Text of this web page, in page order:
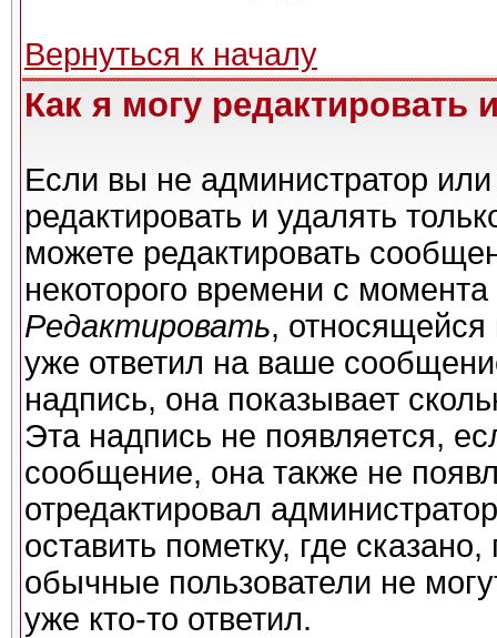
Вернуться к началу
Как я могу
Если вы не администратор
редактировать и удалять
можете редактировать
некоторого времени с
Редактировать,
уже ответил на ваше
надпись, она показывает
Эта надпись не появляется,
сообщение, она также не
отредактировал
оставить пометку, где
обычные пользователи не
уже кто-то ответил.